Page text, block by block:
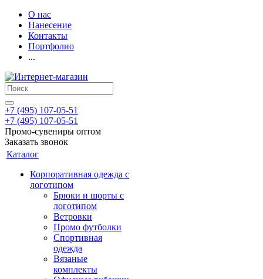
О нас
Нанесение
Контакты
Портфолио
...
+7 (495) 107-05-51
+7 (495) 107-05-51
Промо-сувениры оптом
Заказать звонок
Каталог
Корпоративная одежда с
логотипом
Брюки и шорты с
логотипом
Ветровки
Промо футболки
Спортивная
одежда
Вязаные
комплекты